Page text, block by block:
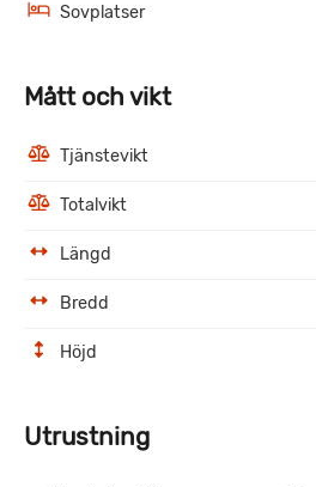
Sovplatser
Mått och vikt
Tjänstevikt
Totalvikt
Längd
Bredd
Höjd
Utrustning